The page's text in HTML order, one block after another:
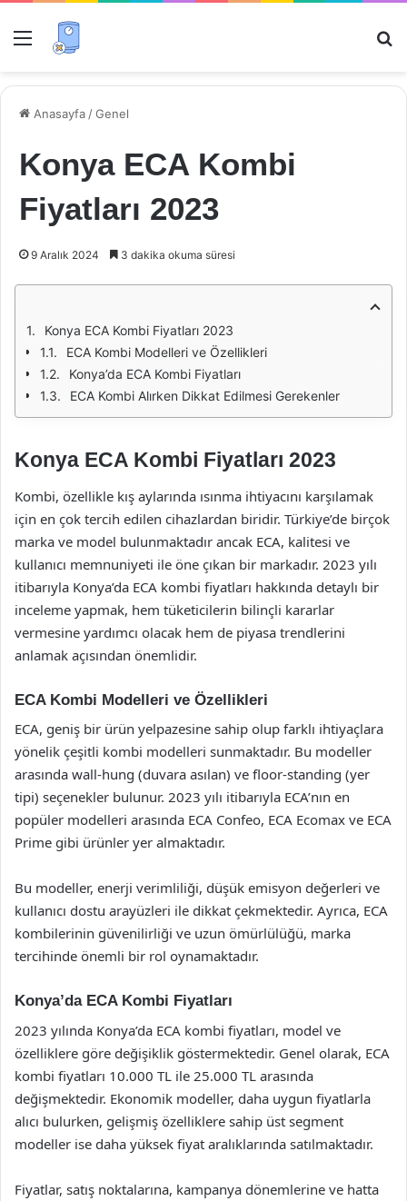
Menü
Anasayfa /Genel
Konya ECA Kombi
Fiyatları 2023
9 Aralık 2024 3 dakika okuma süresi
Konya ECA Kombi Fiyatları 2023
ECA Kombi Modelleri ve Özellikleri
Konya’da ECA Kombi Fiyatları
ECA Kombi Alırken Dikkat Edilmesi Gerekenler
Konya ECA Kombi Fiyatları 2023
Kombi, özellikle kış aylarında ısınma ihtiyacını karşılamak
için en çok tercih edilen cihazlardan biridir. Türkiye’de birçok
marka ve model bulunmaktadır ancak ECA, kalitesi ve
kullanıcı memnuniyeti ile öne çıkan bir markadır. 2023 yılı
itibarıyla Konya’da ECA kombi fiyatları hakkında detaylı bir
inceleme yapmak, hem tüketicilerin bilinçli kararlar
vermesine yardımcı olacak hem de piyasa trendlerini
anlamak açısından önemlidir.
ECA Kombi Modelleri ve Özellikleri
ECA, geniş bir ürün yelpazesine sahip olup farklı ihtiyaçlara
yönelik çeşitli kombi modelleri sunmaktadır. Bu modeller
arasında wall-hung (duvara asılan) ve floor-standing (yer
tipi) seçenekler bulunur. 2023 yılı itibarıyla ECA’nın en
popüler modelleri arasında ECA Confeo, ECA Ecomax ve ECA
Prime gibi ürünler yer almaktadır.
Bu modeller, enerji verimliliği, düşük emisyon değerleri ve
kullanıcı dostu arayüzleri ile dikkat çekmektedir. Ayrıca, ECA
kombilerinin güvenilirliği ve uzun ömürlülüğü, marka
tercihinde önemli bir rol oynamaktadır.
Konya’da ECA Kombi Fiyatları
2023 yılında Konya’da ECA kombi fiyatları, model ve
özelliklere göre değişiklik göstermektedir. Genel olarak, ECA
kombi fiyatları 10.000 TL ile 25.000 TL arasında
değişmektedir. Ekonomik modeller, daha uygun fiyatlarla
alıcı bulurken, gelişmiş özelliklere sahip üst segment
modeller ise daha yüksek fiyat aralıklarında satılmaktadır.
Fiyatlar, satış noktalarına, kampanya dönemlerine ve hatta